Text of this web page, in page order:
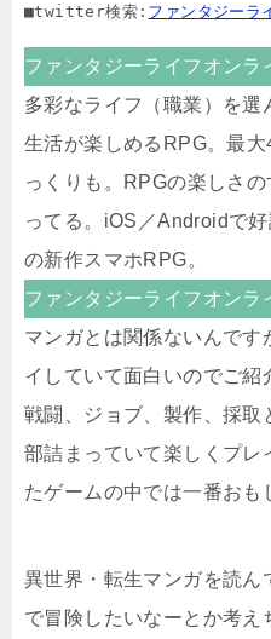
■twitter検索: ファンタジーラ
ファンタジーライフオンラ
多彩なライフ（職業）を選
生活が楽しめるRPG。最
っくりも。RPGの楽しさ
ってる。iOS／Androidで
の新作スマホRPG。
ファンタジーライフオン
マンガとは関係ないんです
イしていて面白いのでご紹
戦闘、ジョブ、製作、採取
部詰まっていて楽しくプレ
たゲームの中では一番おも
異世界・転生マンガを読ん
で冒険したいなーとか考